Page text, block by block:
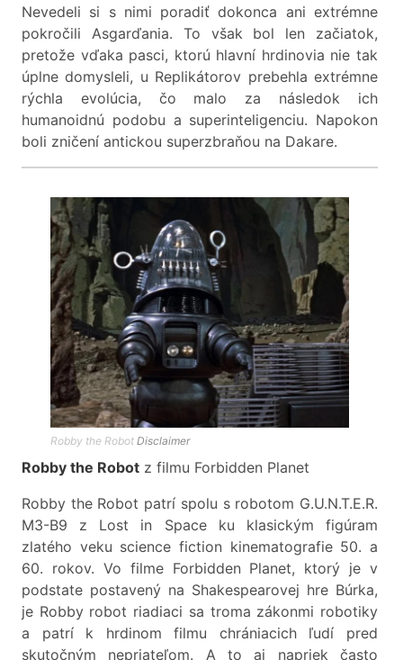
Nevedeli si s nimi poradiť dokonca ani extrémne
pokročili Asgarďania. To však bol len začiatok,
pretože vďaka pasci, ktorú hlavní hrdinovia nie tak
úplne domysleli, u Replikátorov prebehla extrémne
rýchla evolúcia, čo malo za následok ich
humanoidnú podobu a superinteligenciu. Napokon
boli zničení antickou superzbraňou na Dakare.
Robby the Robot Disclaimer
Robby the Robot z filmu Forbidden Planet
Robby the Robot patrí spolu s robotom G.U.N.T.E.R.
M3-B9 z Lost in Space ku klasickým figúram
zlatého veku science fiction kinematografie 50. a
60. rokov. Vo filme Forbidden Planet, ktorý je v
podstate postavený na Shakespearovej hre Búrka,
je Robby robot riadiaci sa troma zákonmi robotiky
a patrí k hrdinom filmu chrániacich ľudí pred
skutočným nepriateľom. A to aj napriek často